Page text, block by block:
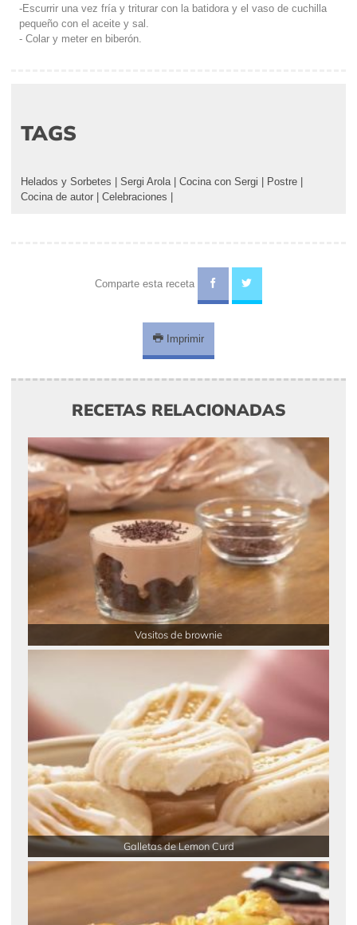
-Escurrir una vez fría y triturar con la batidora y el vaso de cuchilla
pequeño con el aceite y sal.
- Colar y meter en biberón.
TAGS
Helados y Sorbetes Sergi Arola Cocina con Sergi Postre
Cocina de autor
Celebraciones
Comparte esta receta
Imprimir
RECETAS RELACIONADAS
Vasitos de brownie
Galletas de Lemon Curd